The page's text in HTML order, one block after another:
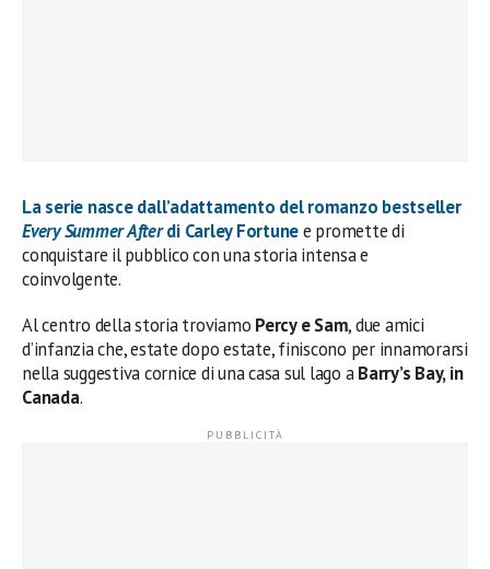
La serie nasce dall’adattamento del romanzo bestseller
Every Summer Afterdi Carley Fortunee promette di
conquistare il pubblico con una storia intensa e
coinvolgente.
Al centro della storia troviamo Percy e Sam, due amici
d’infanzia che, estate dopo estate, finiscono per innamorarsi
nella suggestiva cornice di una casa sul lago aBarry’s Bay, in
Canada.